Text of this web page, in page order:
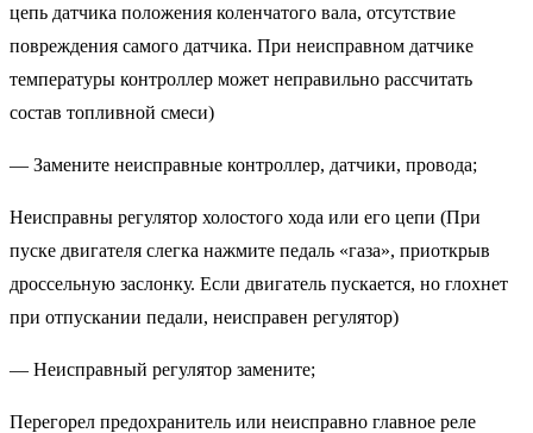
цепь датчика положения коленчатого вала, отсутствие
повреждения самого датчика. При неисправном датчике
температуры контроллер может неправильно рассчитать
состав топливной смеси)
— Замените неисправные контроллер, датчики, провода;
Неисправны регулятор холостого хода или его цепи (При
пуске двигателя слегка нажмите педаль «газа», приоткрыв
дроссельную заслонку. Если двигатель пускается, но глохнет
при отпускании педали, неисправен регулятор)
— Неисправный регулятор замените;
Перегорел предохранитель или неисправно главное реле